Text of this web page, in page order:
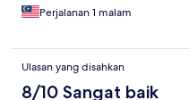
Perjalanan 1 malam
Ulasan yang disahkan
8/10 Sangat baik